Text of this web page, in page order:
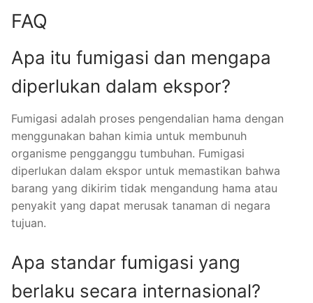
FAQ
Apa itu fumigasi dan mengapa
diperlukan dalam ekspor?
Fumigasi adalah proses pengendalian hama dengan
menggunakan bahan kimia untuk membunuh
organisme pengganggu tumbuhan. Fumigasi
diperlukan dalam ekspor untuk memastikan bahwa
barang yang dikirim tidak mengandung hama atau
penyakit yang dapat merusak tanaman di negara
tujuan.
Apa standar fumigasi yang
berlaku secara internasional?